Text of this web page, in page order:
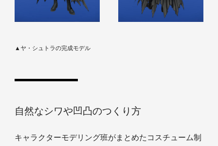
▲ヤ・シュトラの完成モデル
自然なシワや凹凸のつくり方
キャラクターモデリング班がまとめたコスチューム制